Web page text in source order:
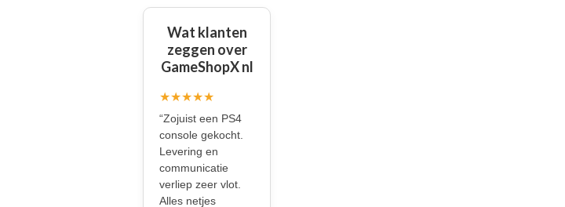
Wat klanten
zeggen over
GameShopX nl
★★★★★
“Zojuist een PS4
console gekocht.
Levering en
communicatie
verliep zeer vlot.
Alles netjes